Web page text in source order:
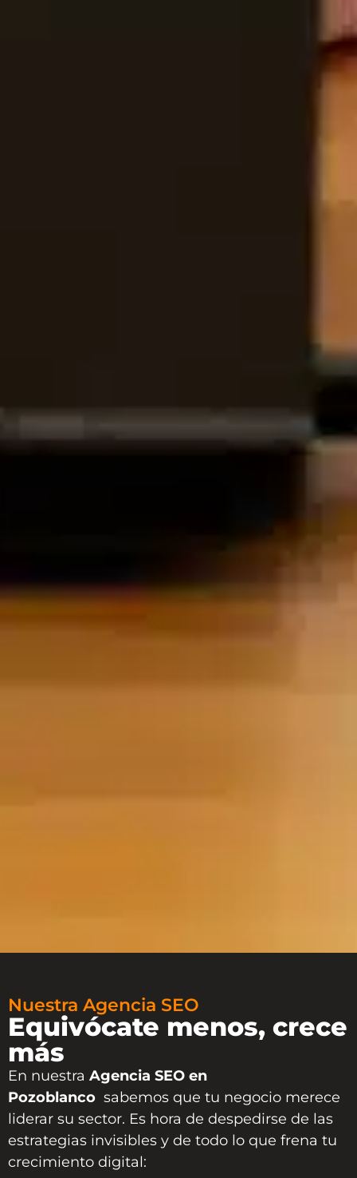
Nuestra Agencia SEO
Equivócate menos, crece
más
En nuestra Agencia SEO en
Pozoblanco sabemos que tu negocio merece
liderar su sector. Es hora de despedirse de las
estrategias invisibles y de todo lo que frena tu
crecimiento digital: